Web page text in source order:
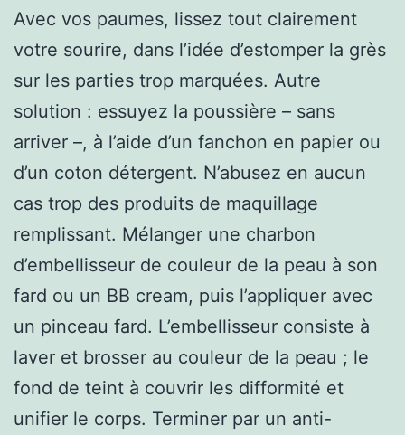
Avec vos paumes, lissez tout clairement
votre sourire, dans l’idée d’estomper la grès
sur les parties trop marquées. Autre
solution : essuyez la poussière – sans
arriver –, à l’aide d’un fanchon en papier ou
d’un coton détergent. N’abusez en aucun
cas trop des produits de maquillage
remplissant. Mélanger une charbon
d’embellisseur de couleur de la peau à son
fard ou un BB cream, puis l’appliquer avec
un pinceau fard. L’embellisseur consiste à
laver et brosser au couleur de la peau ; le
fond de teint à couvrir les difformité et
unifier le corps. Terminer par un anti-